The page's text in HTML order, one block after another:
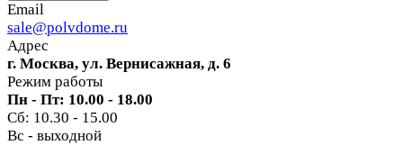
Email
sale@polvdome.ru
Адрес
г. Москва, ул. Вернисажная, д. 6
Режим работы
Пн - Пт: 10.00 - 18.00
Сб: 10.30 - 15.00
Вс - выходной